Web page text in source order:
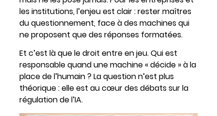
les institutions, l’enjeu est clair : rester maîtres
du questionnement, face à des machines qui
ne proposent que des réponses formatées.
Et c’est là que le droit entre en jeu. Qui est
responsable quand une machine « décide » à la
place de l’humain ? La question n’est plus
théorique : elle est au cœur des débats sur la
régulation de l’IA.